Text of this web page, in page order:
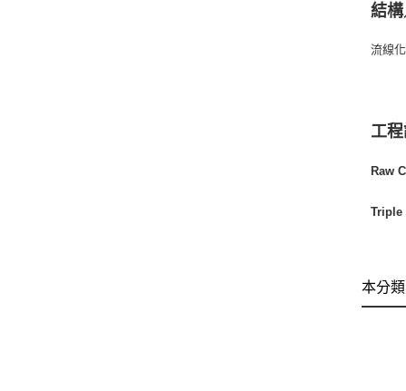
結
流線
工
Raw
Triple
本分